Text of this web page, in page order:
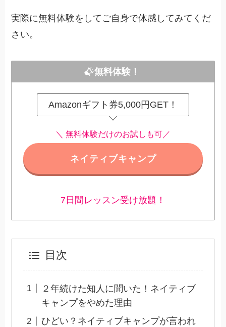
実際に無料体験をしてご自身で体感してみてくだ
さい。
無料体験！
Amazonギフト券5,000円GET！
＼ 無料体験だけのお試しも可／
ネイティブキャンプ
7日間レッスン受け放題！
目次
２年続けた知人に聞いた！ネイティブ
キャンプをやめた理由
ひどい？ネイティブキャンプが言われ